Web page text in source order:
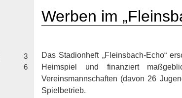
3
6
Werben im
Das Stadionheft „Fleinsbach-Echo“
Heimspiel und finanziert
Vereinsmannschaften (davon 26
Spielbetrieb.